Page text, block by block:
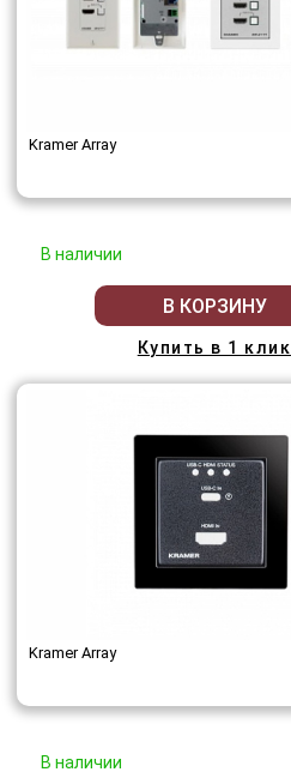
Kramer Array
В наличии
В КОРЗИНУ
Купить в 1 клик
Kramer Array
В наличии